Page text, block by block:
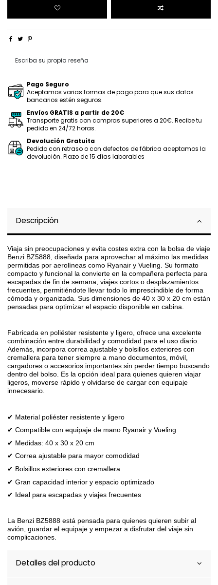
Escriba su propia reseña
Pago Seguro
Aceptamos varias formas de pago para que sus datos
bancarios estén seguros.
Envíos GRATIS a partir de 20€
Transporte gratis con compras superiores a 20€. Recibe tu
pedido en 24/72 horas.
Devolución Gratuita
Pedido con retraso o con defectos de fábrica aceptamos la
devolución. Plazo de 15 días laborables
Descripción
Viaja sin preocupaciones y evita costes extra con la bolsa de viaje
Benzi BZ5888, diseñada para aprovechar al máximo las medidas
permitidas por aerolíneas como Ryanair y Vueling. Su formato
compacto y funcional la convierte en la compañera perfecta para
escapadas de fin de semana, viajes cortos o desplazamientos
frecuentes, permitiéndote llevar todo lo imprescindible de forma
cómoda y organizada. Sus dimensiones de 40 x 30 x 20 cm están
pensadas para optimizar el espacio disponible en cabina.
Fabricada en poliéster resistente y ligero, ofrece una excelente
combinación entre durabilidad y comodidad para el uso diario.
Además, incorpora correa ajustable y bolsillos exteriores con
cremallera para tener siempre a mano documentos, móvil,
cargadores o accesorios importantes sin perder tiempo buscando
dentro del bolso. Es la opción ideal para quienes quieren viajar
ligeros, moverse rápido y olvidarse de cargar con equipaje
innecesario.
✔ Material poliéster resistente y ligero
✔ Compatible con equipaje de mano Ryanair y Vueling
✔ Medidas: 40 x 30 x 20 cm
✔ Correa ajustable para mayor comodidad
✔ Bolsillos exteriores con cremallera
✔ Gran capacidad interior y espacio optimizado
✔ Ideal para escapadas y viajes frecuentes
La Benzi BZ5888 está pensada para quienes quieren subir al
avión, guardar el equipaje y empezar a disfrutar del viaje sin
complicaciones.
Detalles del producto